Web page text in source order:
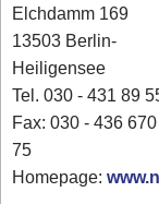
Elchdamm 169
13503 Berlin-
Heiligensee
Tel. 030 - 431 89
Fax: 030 - 436 670
75
Homepage: